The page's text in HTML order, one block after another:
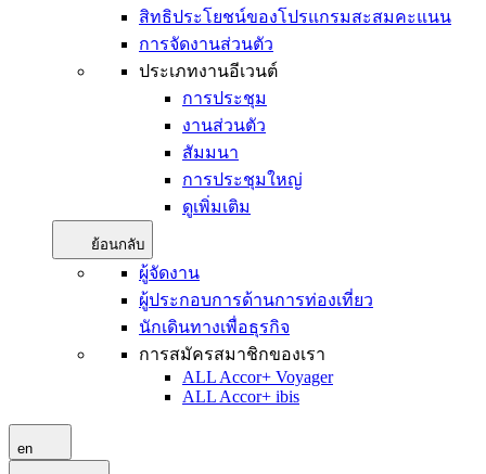
สิทธิประโยชน์ของโปรแกรมสะสมคะแนน
การจัดงานส่วนตัว
ประเภทงานอีเวนต์
การประชุม
งานส่วนตัว
สัมมนา
การประชุมใหญ่
ดูเพิ่มเติม
ย้อนกลับ
ผู้จัดงาน
ผู้ประกอบการด้านการท่องเที่ยว
นักเดินทางเพื่อธุรกิจ
การสมัครสมาชิกของเรา
ALL Accor+ Voyager
ALL Accor+ ibis
en